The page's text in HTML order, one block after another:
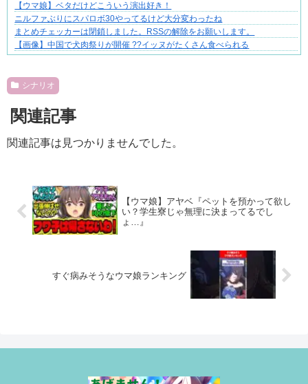
【ウマ娘】ベタだけどこういう演出好き！
ニルファぶりにスパロボ30やってるけど大分変わったね
まとめチェッカーは閉鎖しました。RSSの解除をお願いします。
【画像】中国で犬肉祭りが開催 ??イッヌがたくさん食べられる
シナリオ
関連記事
関連記事は見つかりませんでした。
【ウマ娘】アヤベ『ペットを預かって欲し
い？学生寮じゃ無理に決まってるでし
ょ…』
すぐ病みそうなウマ娘ランキング